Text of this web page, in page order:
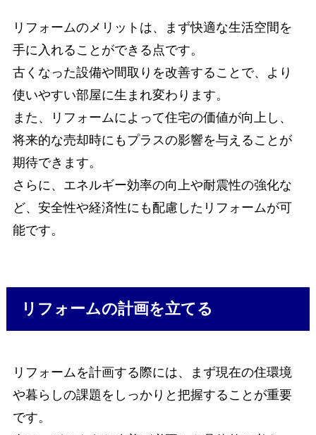
リフォームのメリットは、まず快適な生活空間を
手に入れることができる点です。
古くなった設備や間取りを改善することで、より
使いやすい部屋に生まれ変わります。
また、リフォームによって住宅の価値が向上し、
将来的な売却時にもプラスの影響を与えることが
期待できます。
さらに、エネルギー効率の向上や耐震性の強化な
ど、安全性や経済性にも配慮したリフォームが可
能です。
リフォームの計画を立てる
リフォームを計画する際には、まず現在の住環境
や暮らしの課題をしっかりと把握することが重要
です。